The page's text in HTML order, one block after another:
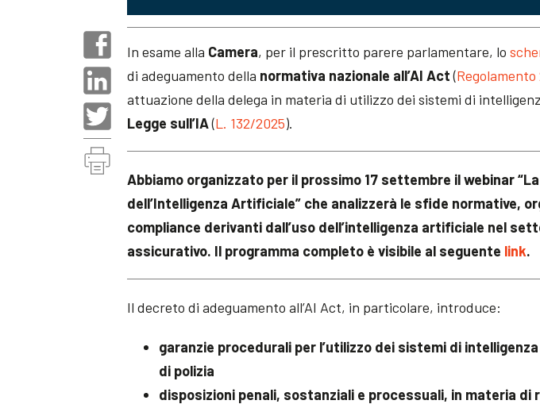
In esame alla Camera, per il prescritto parere parlamentare, lo
di adeguamento della normativa nazionale all’AI Act(
attuazione della delega in materia di utilizzo dei sistemi di
Legge sull’IA(L. 132/2025).
Abbiamo organizzato per il prossimo 17 settembre il webinar
dell’Intelligenza Artificiale” che analizzerà le sfide normative,
compliance derivanti dall’uso dell’intelligenza artificiale nel
assicurativo. Il programma completo è visibile al seguente link.
Il decreto di adeguamento all’AI Act, in particolare, introduce:
garanzie procedurali per l’utilizzo dei sistemi di
di polizia
disposizioni penali, sostanziali e processuali, in materia di